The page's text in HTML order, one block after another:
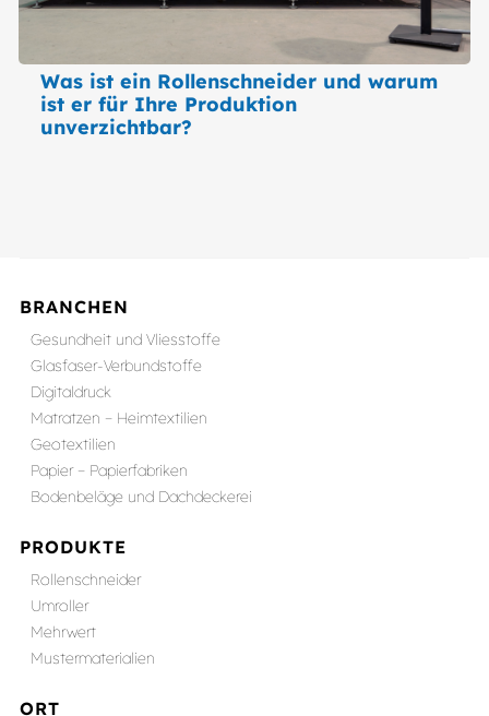
Was ist ein Rollenschneider und warum
ist er für Ihre Produktion
unverzichtbar?
BRANCHEN
Gesundheit und Vliesstoffe
Glasfaser-Verbundstoffe
Digitaldruck
Matratzen – Heimtextilien
Geotextilien
Papier – Papierfabriken
Bodenbeläge und Dachdeckerei
PRODUKTE
Rollenschneider
Umroller
Mehrwert
Mustermaterialien
ORT